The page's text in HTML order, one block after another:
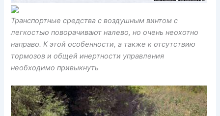
Транспортные средства с воздушным винтом с
легкостью поворачивают налево, но очень неохотно
направо. К этой особенности, а также к отсутствию
тормозов и общей инертности управления
необходимо привыкнуть